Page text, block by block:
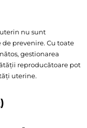
nu sunt
prevenire. Cu toate
gestionarea
reproducătoare pot
uterine.